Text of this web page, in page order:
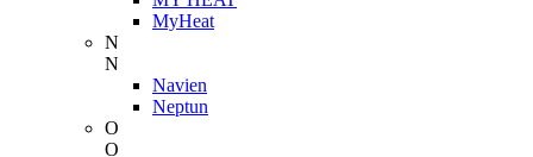
MyHeat
N
N
Navien
Neptun
O
O